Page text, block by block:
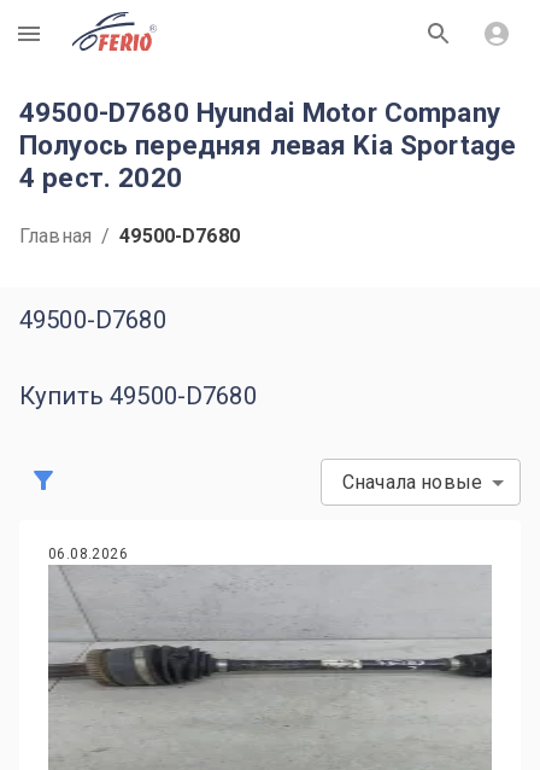
R
49500-D7680 Hyundai Motor Company
Полуось передняя левая Kia Sportage
4 рест. 2020
Главная / 49500-D7680
49500-D7680
Купить 49500-D7680
Сначала новые
06.08.2026